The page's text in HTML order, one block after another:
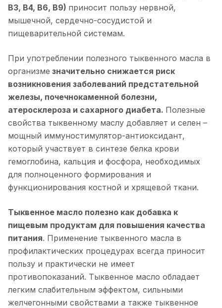
B3, B4, B6, B9) приносит пользу нервной,
мышечной, сердечно-сосудистой и
пищеварительной системам.
При употреблении полезного тыквенного масла в
организме значительно снижается риск
возникновения заболеваний предстательной
железы, почечнокаменной болезни,
атеросклероза и сахарного диабета. Полезные
свойства тыквенному маслу добавляет и селен –
мощный иммуностимулятор-антиоксидант,
который участвует в синтезе белка крови
гемоглобина, кальция и фосфора, необходимых
для полноценного формирования и
функционирования костной и хрящевой ткани.
Тыквенное масло полезно как добавка к
пищевым продуктам для повышения качества
питания. Применение тыквенного масла в
профилактических процедурах всегда приносит
пользу и практически не имеет
противопоказаний. Тыквенное масло обладает
легким слабительным эффектом, сильными
желчегонными свойствами а также тыквенное